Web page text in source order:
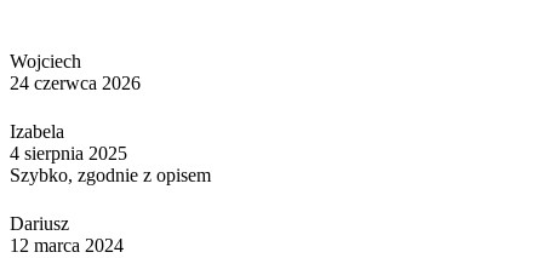
Wojciech
24 czerwca 2026
Izabela
4 sierpnia 2025
Szybko, zgodnie z opisem
Dariusz
12 marca 2024